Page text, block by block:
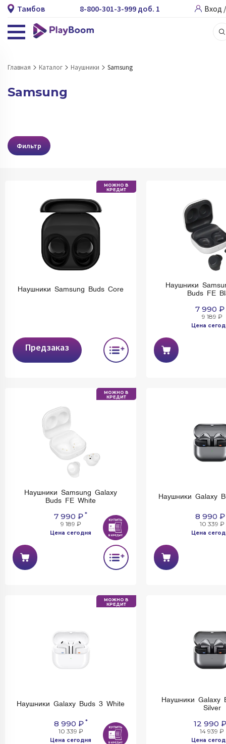
Тамбов 8-800-301-3-999 доб. 1 Вход
Главная Каталог Наушники Samsung
Samsung
Фильтр
МОЖНО В
КРЕДИТ
Наушники Samsung Buds Core
Предзаказ
Наушники
Buds FE
7 990 ₽
9 189 ₽
Цена
МОЖНО В
КРЕДИТ
Наушники Samsung Galaxy
Buds FE White
7 990 ₽ *
9 189 ₽
Цена сегодня
Наушники Galaxy
8 990 ₽
10 339 ₽
Цена
МОЖНО В
КРЕДИТ
Наушники Galaxy Buds 3 White
8 990 ₽*
10 339 ₽
Цена сегодня
Наушники Galaxy
Silver
12 990 ₽
14 939 ₽
Цена